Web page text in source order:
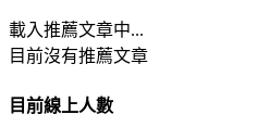
載入推薦文章中...
目前沒有推薦文章
目前線上人數